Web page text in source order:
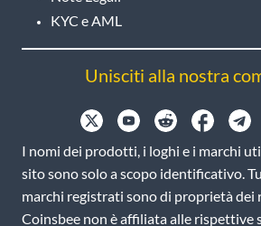
KYC e AML
Unisciti alla nostra
I nomi dei prodotti, i loghi e i marchi
sito sono solo a scopo identificativo.
marchi registrati sono di proprietà
Coinsbee non è affiliata alle rispettive